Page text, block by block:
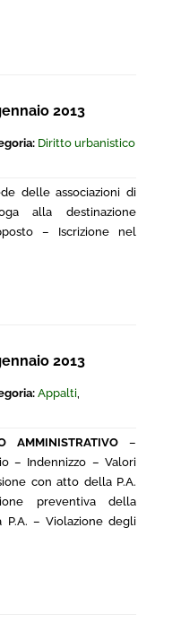
2013
Diritto urbanistico
delle associazioni di
alla destinazione
– Iscrizione nel
2013
Appalti,
AMMINISTRATIVO –
– Indennizzo – Valori
con atto della P.A.
preventiva della
– Violazione degli